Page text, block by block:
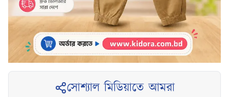
সোশ্যাল মিডিয়াতে আমরা